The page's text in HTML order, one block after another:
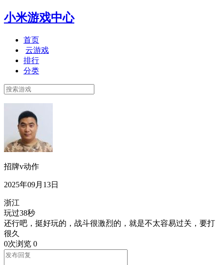
小米游戏中心
首页
云游戏
排行
分类
招牌v动作
2025年09月13日
浙江
玩过38秒
还行吧，挺好玩的，战斗很激烈的，就是不太容易过关，要打
很久
0次浏览 0